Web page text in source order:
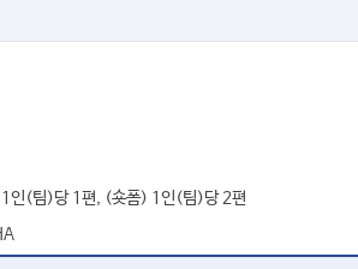
인(팀)당 1편, (숏폼) 1인(팀)당 2편